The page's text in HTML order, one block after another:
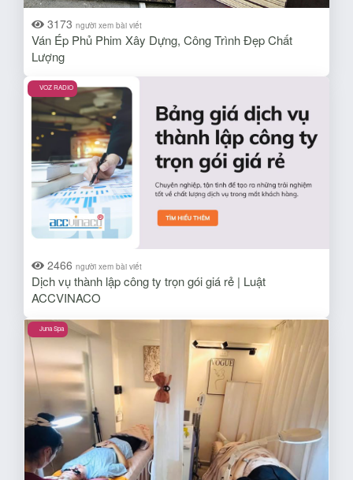
3173 người xem bài viết
Ván Ép Phủ Phim Xây Dựng, Công Trình Đẹp Chất
Lượng
VOZ RADIO
2466 người xem bài viết
Dịch vụ thành lập công ty trọn gói giá rẻ | Luật
ACCVINACO
Juna Spa